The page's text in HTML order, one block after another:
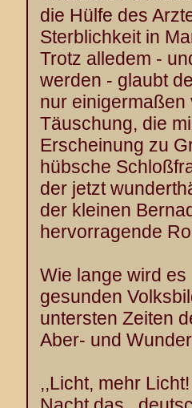
die Hülfe des
Sterblichkeit in
Trotz alledem -
werden - glaubt
nur einigermaßen
Täuschung, die
Erscheinung zu
hübsche
der jetzt
der kleinen
hervorragende
Wie lange wird
gesunden
untersten Zeiten
Aber- und
,,Licht, mehr